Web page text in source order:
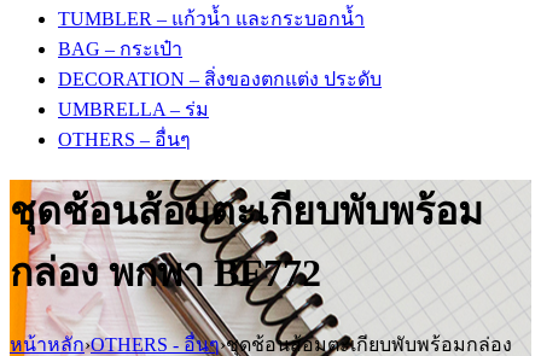
TUMBLER – แก้วน้ำ และกระบอกน้ำ
BAG – กระเป๋า
DECORATION – สิ่งของตกแต่ง ประดับ
UMBRELLA – ร่ม
OTHERS – อื่นๆ
ชุดช้อนส้อมตะเกียบพับพร้อม
กล่อง พกพา BF772
หน้าหลัก›OTHERS - อื่นๆ›ชุดช้อนส้อมตะเกียบพับพร้อมกล่อง